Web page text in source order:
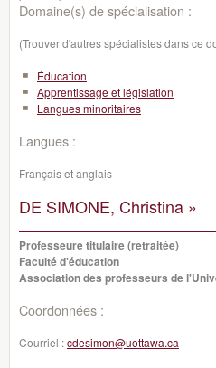
Domaine(s) de spécialisation :
(Trouver d'autres spécialistes dans ce
Éducation
Apprentissage et législation
Langues minoritaires
Langues :
Français et anglais
DE SIMONE, Christina »
Professeure titulaire (retraitée)
Faculté d'éducation
Association des professeurs de
Coordonnées :
Courriel :cdesimon@uottawa.ca